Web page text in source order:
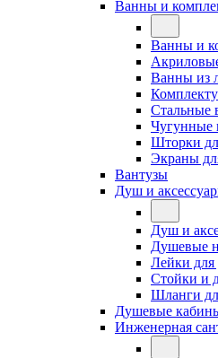
Ванны и
Ванны и
Ванны из
Стальные
Чугунные
Шторки
Экраны
Вантузы
Душ и
Душ и
Душевые
Лейки для
Стойки и
Шланги
Душевые
Инженерная